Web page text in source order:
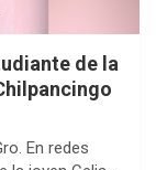
de la
En redes